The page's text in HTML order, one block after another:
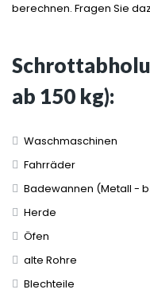
berechnen. Fragen Sie
ab 150 kg):
Waschmaschinen
Fahrräder
Badewannen (Metall -
Herde
Öfen
alte Rohre
Blechteile